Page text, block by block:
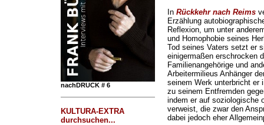
nachDRUCK # 6
KULTURA-EXTRA
durchsuchen...
In Rückkehr nach Reims
Erzählung
Reflexion, um unter
und Homophobie seines
Tod seines Vaters setzt er
einigermaßen erschrocken
Familienangehörige und
Arbeitermilieus Anhänger
seinem Werk unterbricht er
zu seinem Entfremden
indem er auf soziologische
verweist, die zwar den
dabei jedoch eher